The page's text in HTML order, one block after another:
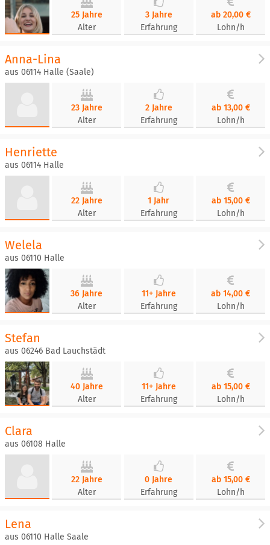
25 Jahre
Alter
3 Jahre
Erfahrung
ab 20,00 €
Lohn/h
Anna-Lina
aus 06114 Halle (Saale)
23 Jahre
Alter
2 Jahre
Erfahrung
ab 13,00 €
Lohn/h
Henriette
aus 06114 Halle
22 Jahre
Alter
1 Jahr
Erfahrung
ab 15,00 €
Lohn/h
Welela
aus 06110 Halle
36 Jahre
Alter
11+ Jahre
Erfahrung
ab 14,00 €
Lohn/h
Stefan
aus 06246 Bad Lauchstädt
40 Jahre
Alter
11+ Jahre
Erfahrung
ab 15,00 €
Lohn/h
Clara
aus 06108 Halle
22 Jahre
Alter
0 Jahre
Erfahrung
ab 15,00 €
Lohn/h
Lena
aus 06110 Halle Saale